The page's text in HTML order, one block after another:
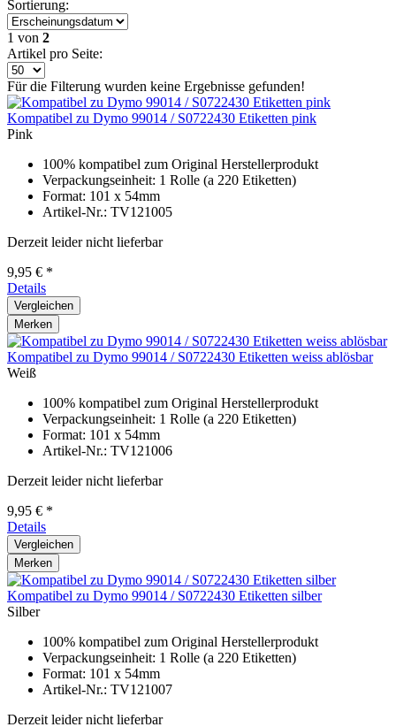
Sortierung:
1 von 2
Artikel pro Seite:
Für die Filterung wurden keine Ergebnisse gefunden!
Kompatibel zu Dymo 99014 / S0722430 Etiketten pink
Pink
100% kompatibel zum Original Herstellerprodukt
Verpackungseinheit: 1 Rolle (a 220 Etiketten)
Format: 101 x 54mm
Artikel-Nr.: TV121005
Derzeit leider nicht lieferbar
9,95 € *
Details
Vergleichen
Merken
Kompatibel zu Dymo 99014 / S0722430 Etiketten weiss ablösbar
Weiß
100% kompatibel zum Original Herstellerprodukt
Verpackungseinheit: 1 Rolle (a 220 Etiketten)
Format: 101 x 54mm
Artikel-Nr.: TV121006
Derzeit leider nicht lieferbar
9,95 € *
Details
Vergleichen
Merken
Kompatibel zu Dymo 99014 / S0722430 Etiketten silber
Silber
100% kompatibel zum Original Herstellerprodukt
Verpackungseinheit: 1 Rolle (a 220 Etiketten)
Format: 101 x 54mm
Artikel-Nr.: TV121007
Derzeit leider nicht lieferbar